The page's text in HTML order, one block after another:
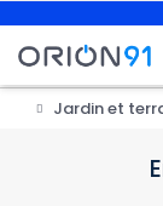
Jardin et